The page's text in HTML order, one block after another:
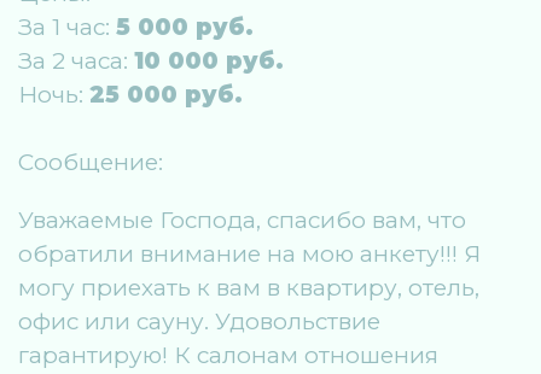
За 1 час: 5 000 руб.
За 2 часа: 10 000 руб.
Ночь: 25 000 руб.
Сообщение:
Уважаемые Господа, спасибо вам, что
обратили внимание на мою анкету!!! Я
могу приехать к вам в квартиру, отель,
офис или сауну. Удовольствие
гарантирую! К салонам отношения